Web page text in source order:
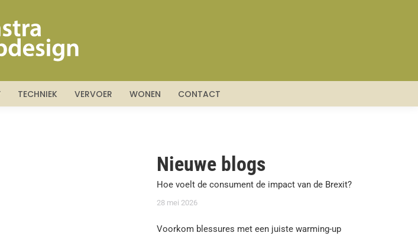
TECHNIEK VERVOER WONEN CONTACT
Nieuwe blogs
Hoe voelt de consument de impact van de Brexit?
28 mei 2026
Voorkom blessures met een juiste warming-up